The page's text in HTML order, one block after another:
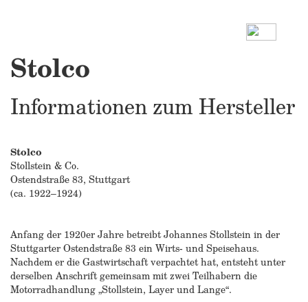
Stolco
Informationen zum Hersteller
Stolco
Stollstein & Co.
Ostendstraße 83, Stuttgart
(ca. 1922–1924)
Anfang der 1920er Jahre betreibt Johannes Stollstein in der
Stuttgarter Ostendstraße 83 ein Wirts- und Speisehaus.
Nachdem er die Gastwirtschaft verpachtet hat, entsteht unter
derselben Anschrift gemeinsam mit zwei Teilhabern die
Motorradhandlung „Stollstein, Layer und Lange“.